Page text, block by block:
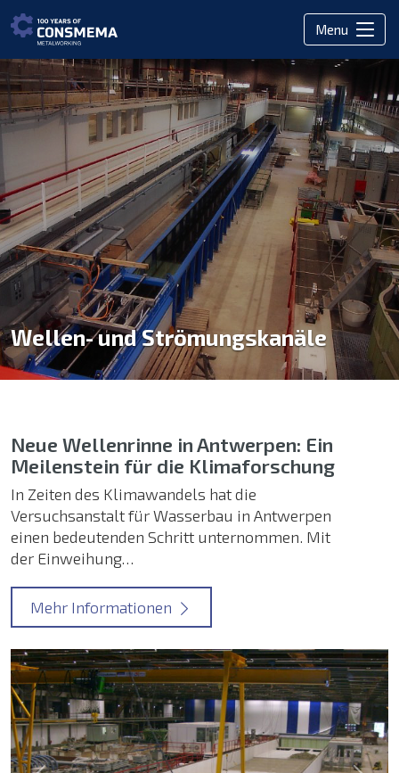
Menu
Wellen- und Strömungskanäle
Neue Wellenrinne in Antwerpen: Ein
Meilenstein für die Klimaforschung
In Zeiten des Klimawandels hat die
Versuchsanstalt für Wasserbau in Antwerpen
einen bedeutenden Schritt unternommen. Mit
der Einweihung…
Mehr Informationen